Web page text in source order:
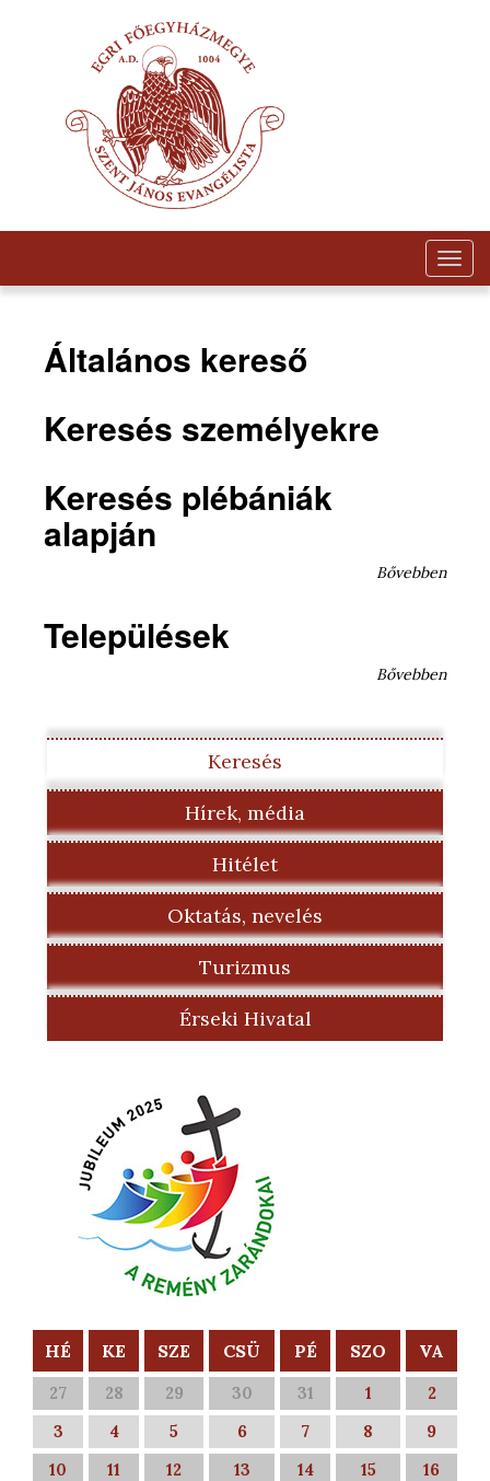
Általános kereső
Keresés személyekre
Keresés plébániák
alapján
Bővebben
Települések
Bővebben
Keresés
Hírek, média
Hitélet
Oktatás, nevelés
Turizmus
Érseki Hivatal
HÉ KE SZE CSÜ PÉ SZO VA
27 28 29 30 31 1
2
3
4 5 6 7 8
9
10
11 12 13 14 15
16